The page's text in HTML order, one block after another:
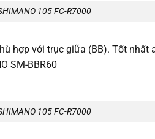
105 FC-R7000
hợp với trục giữa (BB). Tốt nhất
SM-BBR60
105 FC-R7000